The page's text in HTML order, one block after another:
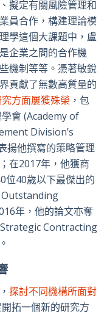
擬定有關風險管理和
員合作，構建理論模
學這個大課題中，盧
企業之間的合作機
機制等等。憑著敏銳
貢獻了無數高質量的
方面屢獲殊榮 ，包
會 (Academy of
Division’s
他撰寫的策略管理
在2017年，他獲商
位40歲以下最傑出的
Outstanding
年，他的論文亦奪
Contracting
探討不同機構所面對
拓一個新的研究方